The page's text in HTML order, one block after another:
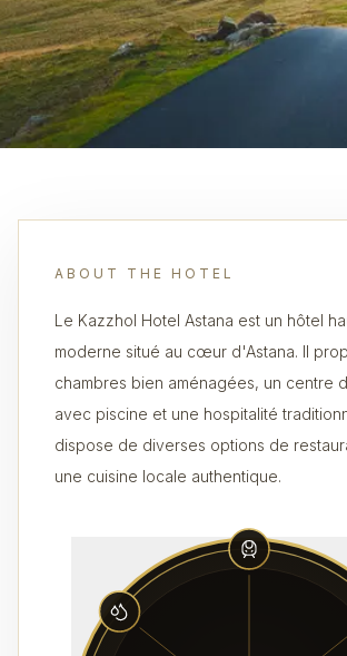
ABOUT THE HOTEL
Le Kazzhol Hotel Astana est un hôtel
moderne situé au cœur d'Astana. Il
chambres bien aménagées, un centre
avec piscine et une hospitalité
dispose de diverses options de
une cuisine locale authentique.